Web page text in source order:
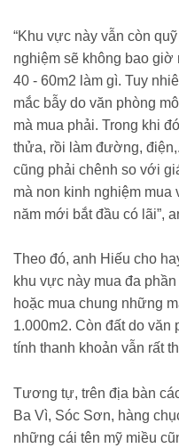
“Khu vực này vẫn còn
nghiệm sẽ không bao
40 - 60m2 làm gì. Tuy
mắc bẫy do văn phòng
mà mua phải. Trong khi
thửa, rồi làm đường,
cũng phải chênh so với
mà non kinh nghiệm
năm mới bắt đầu có lãi”,
Theo đó, anh Hiếu cho
khu vực này mua đa
hoặc mua chung những
1.000m2. Còn đất do
tính thanh khoản vẫn rất
Tương tự, trên địa bàn
Ba Vì, Sóc Sơn, hàng
những cái tên mỹ miều